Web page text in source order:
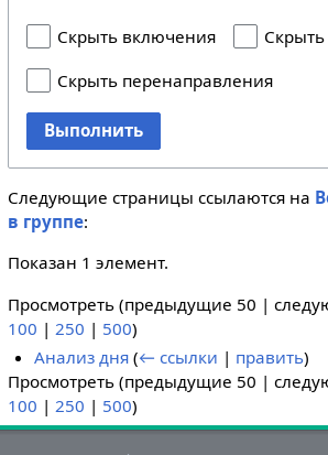
Скрыть включения
Скрыть перенаправления
Выполнить
Следующие страницы ссылаются на
в группе:
Показан 1 элемент.
Просмотреть (предыдущие 50 |
100 | 250 | 500)
Анализ дня (← ссылки | править)
Просмотреть (предыдущие 50 |
100 | 250 | 500)